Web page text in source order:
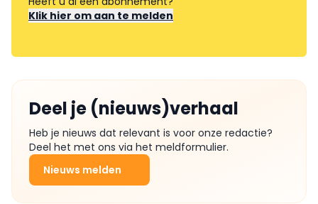
Klik hier om aan te melden
Deel je (nieuws)verhaal
Heb je nieuws dat relevant is voor onze redactie?
Deel het met ons via het meldformulier.
Nieuws melden